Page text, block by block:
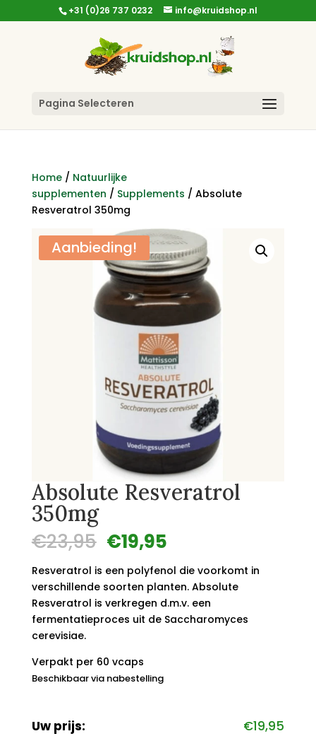
+31 (0)26 737 0232 info@kruidshop.nl
Pagina Selecteren
Home/ Natuurlijke
supplementen / Supplements / Absolute
Resveratrol 350mg
Aanbieding!
Absolute Resveratrol
350mg
€23,95 Oorspronkelijke
prijs
was:
€23,95.
€19,95Huidige
is:
€19,95.
Resveratrol is een polyfenol die voorkomt in
verschillende soorten planten. Absolute
Resveratrol is verkregen d.m.v. een
fermentatieproces uit de Saccharomyces
cerevisiae.
Verpakt per 60 vcaps
Beschikbaar via nabestelling
Uw prijs: €19,95